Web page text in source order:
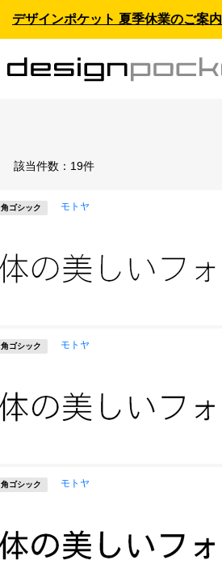
デザインポケット 夏季休業のご案内
該当件数： 19件
角ゴシック モトヤ
角ゴシック モトヤ
角ゴシック モトヤ